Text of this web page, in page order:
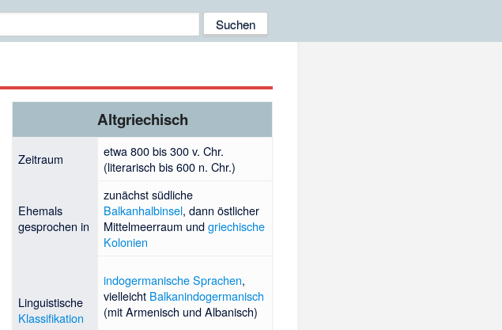
Altgriechisch
Zeitraum
etwa 800 bis 300 v. Chr.
(literarisch bis 600 n. Chr.)
Ehemals
gesprochen in
zunächst südliche
Balkanhalbinsel, dann östlicher
Mittelmeerraum undgriechische
Kolonien
Linguistische
Klassifikation
indogermanische Sprachen,
vielleicht Balkanindogermanisch
(mit Armenisch und Albanisch)